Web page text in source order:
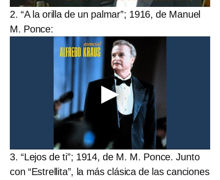
2. “A la orilla de un palmar”; 1916, de Manuel
M. Ponce:
3. “Lejos de ti”; 1914, de M. M. Ponce. Junto
con “Estrellita”, la más clásica de las canciones